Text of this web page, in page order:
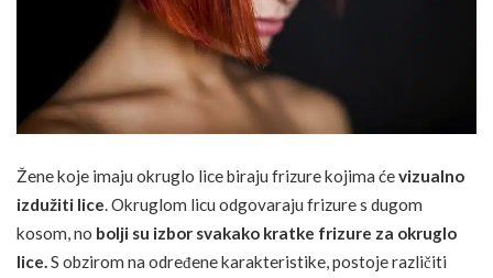
Žene koje imaju okruglo lice biraju frizure kojima ćevizualno
izdužiti lice. Okruglom licu odgovaraju frizure s dugom
kosom, no bolji su izbor svakako kratke frizure za okruglo
lice.S obzirom na određene karakteristike, postoje različiti